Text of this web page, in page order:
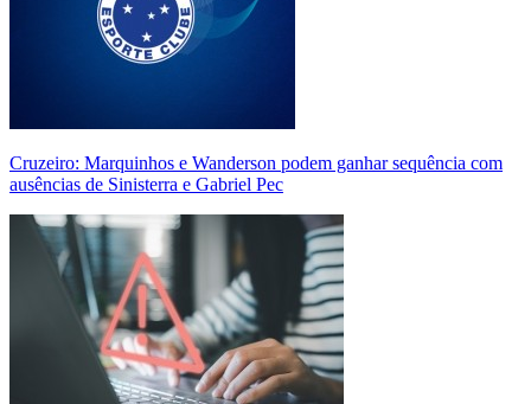
Cruzeiro: Marquinhos e Wanderson podem ganhar sequência com
ausências de Sinisterra e Gabriel Pec